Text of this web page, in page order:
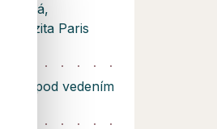
Paris
pod vedením